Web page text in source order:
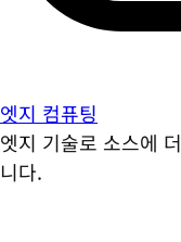
엣지 컴퓨팅
엣지 기술로 소스에
니다.